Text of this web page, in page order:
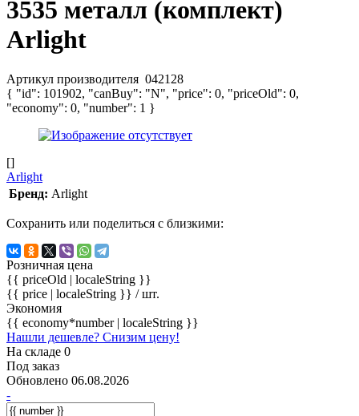
3535 металл (комплект)
Arlight
Артикул производителя 042128
{ "id": 101902, "canBuy": "N", "price": 0, "priceOld": 0,
"economy": 0, "number": 1 }
[]
Arlight
Бренд: Arlight
Сохранить или поделиться с близкими:
Розничная цена
{{ priceOld | localeString }}
{{ price | localeString }} / шт.
Экономия
{{ economy*number | localeString }}
Нашли дешевле? Снизим цену!
На складе 0
Под заказ
Обновлено 06.08.2026
-